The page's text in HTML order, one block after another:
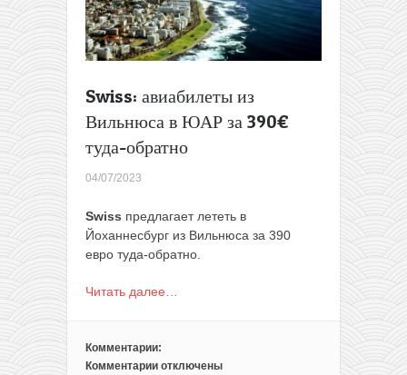
Swiss: авиабилеты из
Вильнюса в ЮАР за 390€
туда-обратно
04/07/2023
Swiss предлагает лететь в
Йоханнесбург из Вильнюса за 390
евро туда-обратно.
Читать далее…
Комментарии:
Комментарии отключены